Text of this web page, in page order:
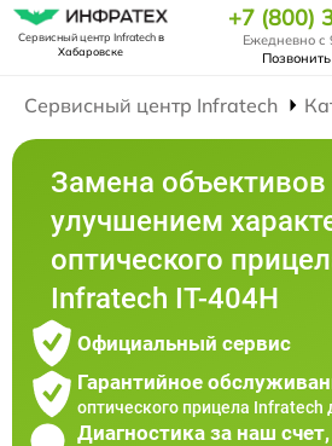
Сервисный центр Infratechв
Хабаровске
+7 (800)
Ежедневно с
Позвонить
Сервисный центр Infratech
Замена объективов
улучшением
оптического
Infratech IT-404H
Официальный сервис
Гарантийное
оптического прицела Infratech
Диагностика за наш счет,